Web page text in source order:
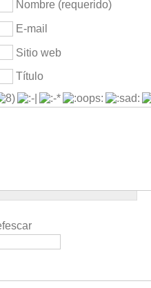
Nombre (requerido)
E-mail
Sitio web
Título